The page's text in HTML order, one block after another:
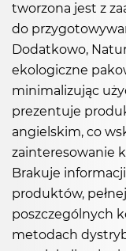
tworzona jest z
do
Dodatkowo,
ekologiczne
minimalizując
prezentuje
angielskim, co
zainteresowanie
Brakuje
produktów,
poszczególnych
metodach